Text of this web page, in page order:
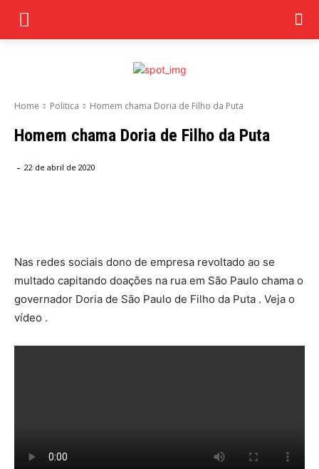
Home Politica Homem chama Doria de Filho da Puta
Homem chama Doria de Filho da Puta
- 22 de abril de 2020
Nas redes sociais dono de empresa revoltado ao se
multado capitando doações na rua em São Paulo chama o
governador Doria de São Paulo de Filho da Puta . Veja o
vídeo .